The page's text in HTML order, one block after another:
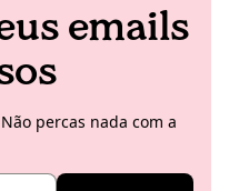
emails
percas nada com a